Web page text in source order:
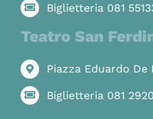
Biglietteria 081
Teatro San
Piazza Eduardo
Biglietteria 081